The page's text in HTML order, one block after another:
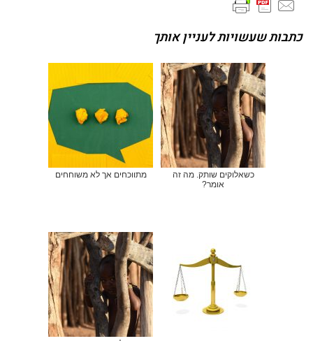
כתבות שעשויות לעניין אותך
כשאלוקים שותק. מה זה
אומר?
מתווכחים אך לא משוחחים